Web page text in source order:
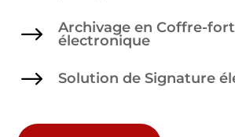
$
Archivage en Coffre-fort
électronique
$ Solution de Signature